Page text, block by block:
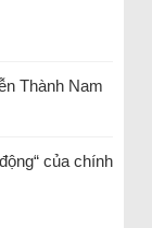
Thành Nam
của chính